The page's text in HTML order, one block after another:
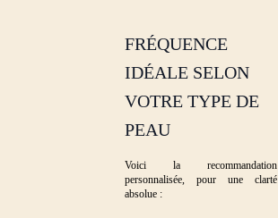
FRÉQUENCE
IDÉALE SELON
VOTRE TYPE DE
PEAU
Voici la recommandation
personnalisée, pour une clarté
absolue :